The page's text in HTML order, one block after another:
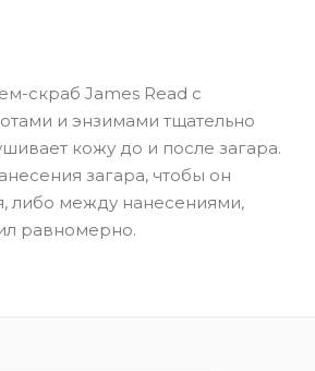
скраб James Read с
и энзимами тщательно
кожу до и после загара.
загара, чтобы он
либо между нанесениями,
равномерно.